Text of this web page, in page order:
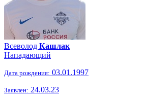
Всеволод Кашлак
Нападающий
Дата рождения: 03.01.1997
Заявлен: 24.03.23